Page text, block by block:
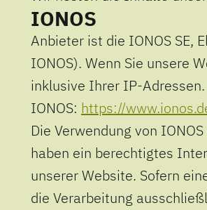
IONOS
Anbieter ist die IONOS SE,
IONOS). Wenn Sie unsere
inklusive Ihrer IP-
IONOS: https://
Die Verwendung von
haben ein berechtigtes
unserer Website. Sofern
die Verarbeitung